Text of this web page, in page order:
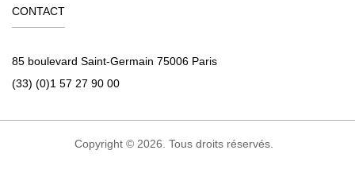
CONTACT
85 boulevard Saint-Germain 75006 Paris
(33) (0)1 57 27 90 00
Copyright © 2026. Tous droits réservés.